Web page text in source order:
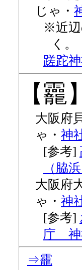
じゃ
近
く。
蹉跎
龗
大阪府
ゃ
神
（脇
大阪府
ゃ
神
庁 神
靇